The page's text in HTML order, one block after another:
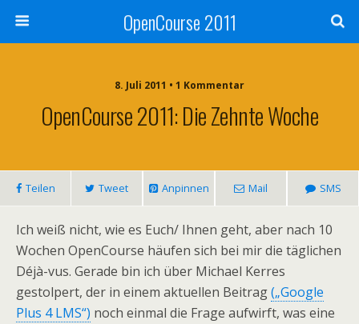
OpenCourse 2011
8. Juli 2011 • 1 Kommentar
OpenCourse 2011: Die Zehnte Woche
Teilen Tweet Anpinnen Mail SMS
Ich weiß nicht, wie es Euch/ Ihnen geht, aber nach 10
Wochen OpenCourse häufen sich bei mir die täglichen
Déjà-vus. Gerade bin ich über Michael Kerres
gestolpert, der in einem aktuellen Beitrag(„Google
Plus 4 LMS“) noch einmal die Frage aufwirft, was eine